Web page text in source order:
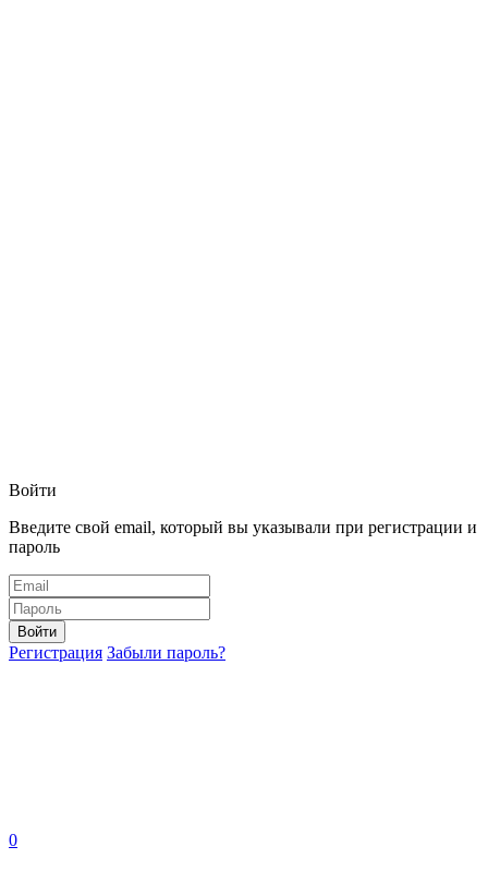
Войти
Введите свой email, который вы указывали при регистрации и
пароль
Войти
Регистрация Забыли пароль?
0